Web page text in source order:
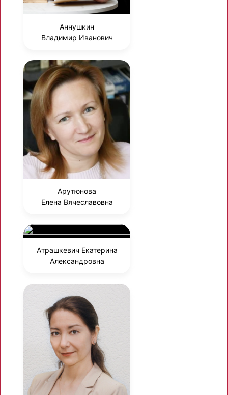
Аннушкин
Владимир Иванович
Арутюнова
Елена Вячеславовна
Атрашкевич Екатерина
Александровна